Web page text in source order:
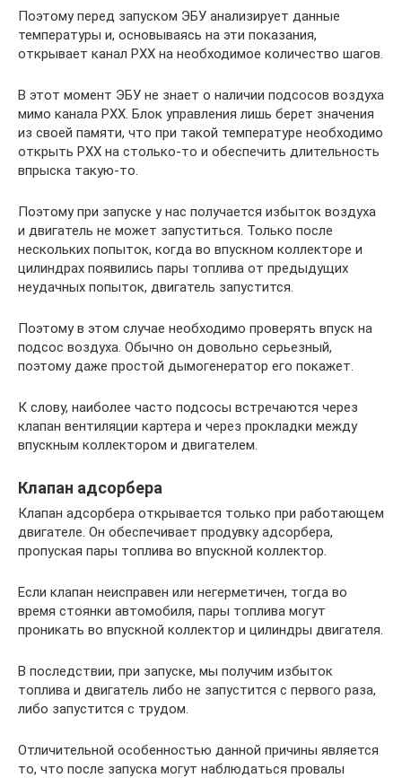
Поэтому перед запуском ЭБУ анализирует данные
температуры и, основываясь на эти показания,
открывает канал РХХ на необходимое количество шагов.
В этот момент ЭБУ не знает о наличии подсосов воздуха
мимо канала РХХ. Блок управления лишь берет значения
из своей памяти, что при такой температуре необходимо
открыть РХХ на столько-то и обеспечить длительность
впрыска такую-то.
Поэтому при запуске у нас получается избыток воздуха
и двигатель не может запуститься. Только после
нескольких попыток, когда во впускном коллекторе и
цилиндрах появились пары топлива от предыдущих
неудачных попыток, двигатель запустится.
Поэтому в этом случае необходимо проверять впуск на
подсос воздуха. Обычно он довольно серьезный,
поэтому даже простой дымогенератор его покажет.
К слову, наиболее часто подсосы встречаются через
клапан вентиляции картера и через прокладки между
впускным коллектором и двигателем.
Клапан адсорбера
Клапан адсорбера открывается только при работающем
двигателе. Он обеспечивает продувку адсорбера,
пропуская пары топлива во впускной коллектор.
Если клапан неисправен или негерметичен, тогда во
время стоянки автомобиля, пары топлива могут
проникать во впускной коллектор и цилиндры двигателя.
В последствии, при запуске, мы получим избыток
топлива и двигатель либо не запустится с первого раза,
либо запустится с трудом.
Отличительной особенностью данной причины является
то, что после запуска могут наблюдаться провалы